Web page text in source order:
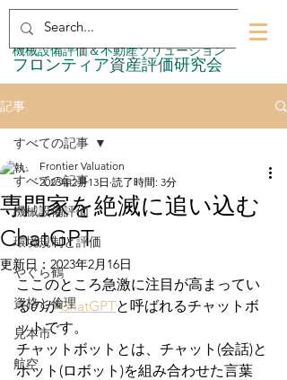
​フロンティア資産評価研究会
​機械設備評価＆不動産ソリューション
記事
すべての記事
機械設備評価
環境規制と評価
やぐら鶴
資格と倫理
見本市
航空
すべての記事
専門家を絶滅に追い込む
ChatGPT
Frontier Valuation
2023年2月13日 読了時間: 3分
更新日： 2023年2月16日
ここのところ急激に注目が高まってい
るのがChatGPTと呼ばれるチャットボ
ットです。
チャットボットとは、チャット(会話)と
ボット(ロボット)を組み合わせた言葉